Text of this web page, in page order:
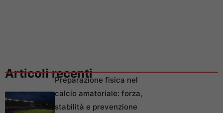
Articoli recentiPreparazione fisica nel
calcio amatoriale: forza,
stabilità e prevenzione